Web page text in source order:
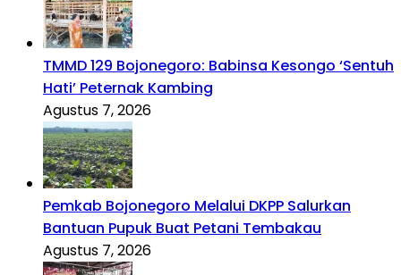
TMMD 129 Bojonegoro: Babinsa Kesongo ‘Sentuh
Hati’ Peternak Kambing
Agustus 7, 2026
Pemkab Bojonegoro Melalui DKPP Salurkan
Bantuan Pupuk Buat Petani Tembakau
Agustus 7, 2026